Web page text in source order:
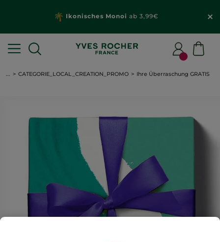
Ikonisches Monoi ab 3,99€
... CATEGORIE_LOCAL_CREATION_PROMO Ihre Überraschung GRATIS